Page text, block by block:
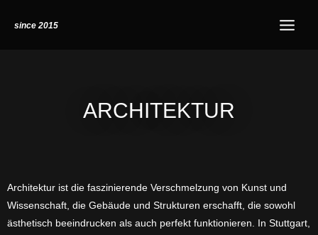
Inhaltsince 2015
ARCHITEKTUR
Architektur ist die faszinierende Verschmelzung von Kunst und
Wissenschaft, die Gebäude und Strukturen erschafft, die sowohl
ästhetisch beeindrucken als auch perfekt funktionieren. In Stuttgart,